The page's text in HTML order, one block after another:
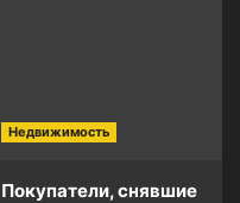
Недвижимость
Покупатели, снявшие